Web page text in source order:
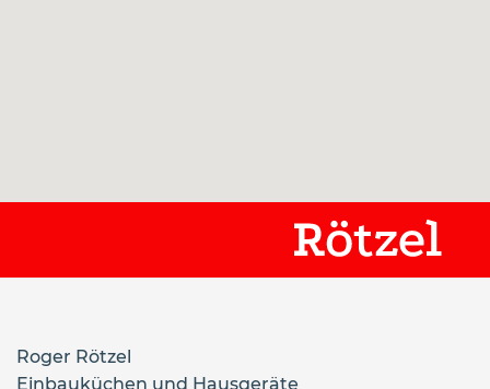
Roger Rötzel
Einbauküchen und Hausgeräte